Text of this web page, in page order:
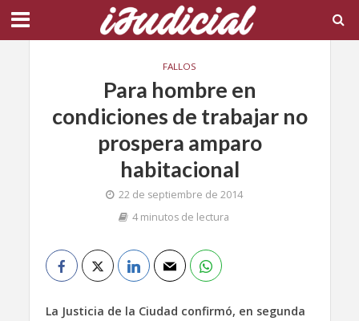
FALLOS
Para hombre en
condiciones de trabajar no
prospera amparo
habitacional
22 de septiembre de 2014
4 minutos de lectura
La Justicia de la Ciudad confirmó, en segunda